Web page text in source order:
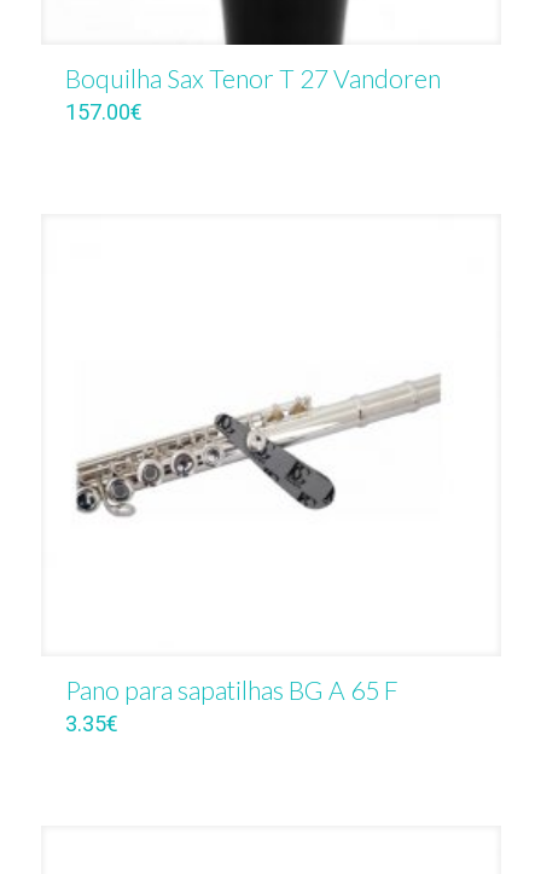
Boquilha Sax Tenor T 27 Vandoren
157.00€
Pano para sapatilhas BG A 65 F
3.35€